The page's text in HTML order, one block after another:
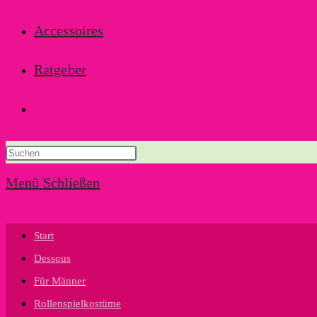
Accessoires
Ratgeber
Suche
umschalten
Menü Schließen
Start
Dessous
Für Männer
Rollenspielkostüme